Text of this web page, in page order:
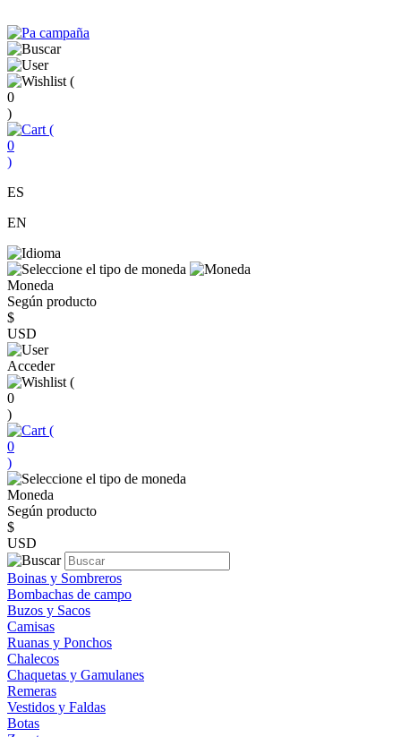
(
0
)
(
0
)
ES
EN
Moneda
Según producto
$
USD
Acceder
(
0
)
(
0
)
Moneda
Según producto
$
USD
Boinas y Sombreros
Bombachas de campo
Buzos y Sacos
Camisas
Ruanas y Ponchos
Chalecos
Chaquetas y Gamulanes
Remeras
Vestidos y Faldas
Botas